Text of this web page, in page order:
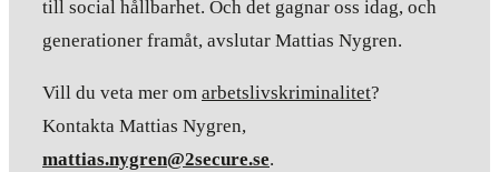
till social hållbarhet. Och det gagnar oss idag, och
generationer framåt, avslutar Mattias Nygren.
Vill du veta mer om arbetslivskriminalitet?
Kontakta Mattias Nygren,
mattias.nygren@2secure.se.